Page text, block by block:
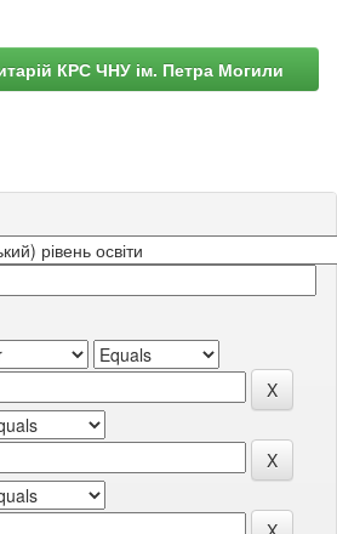
КРС ЧНУ ім. Петра Могили